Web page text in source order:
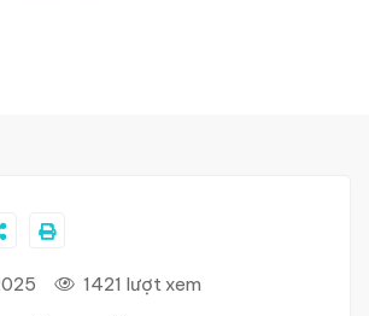
1421 lượt xem